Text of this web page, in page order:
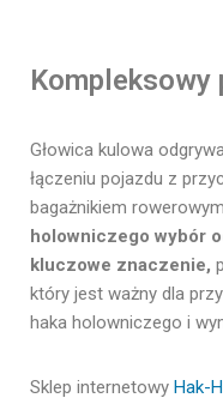
Kompleksowy
Głowica kulowa
łączeniu pojazdu z
bagażnikiem
holowniczego wybór
kluczowe znaczenie,
który jest ważny dla
haka holowniczego i
Sklep internetowy Hak-